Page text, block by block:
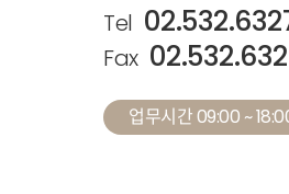
Tel
Fax
업무시간 09:00 ~